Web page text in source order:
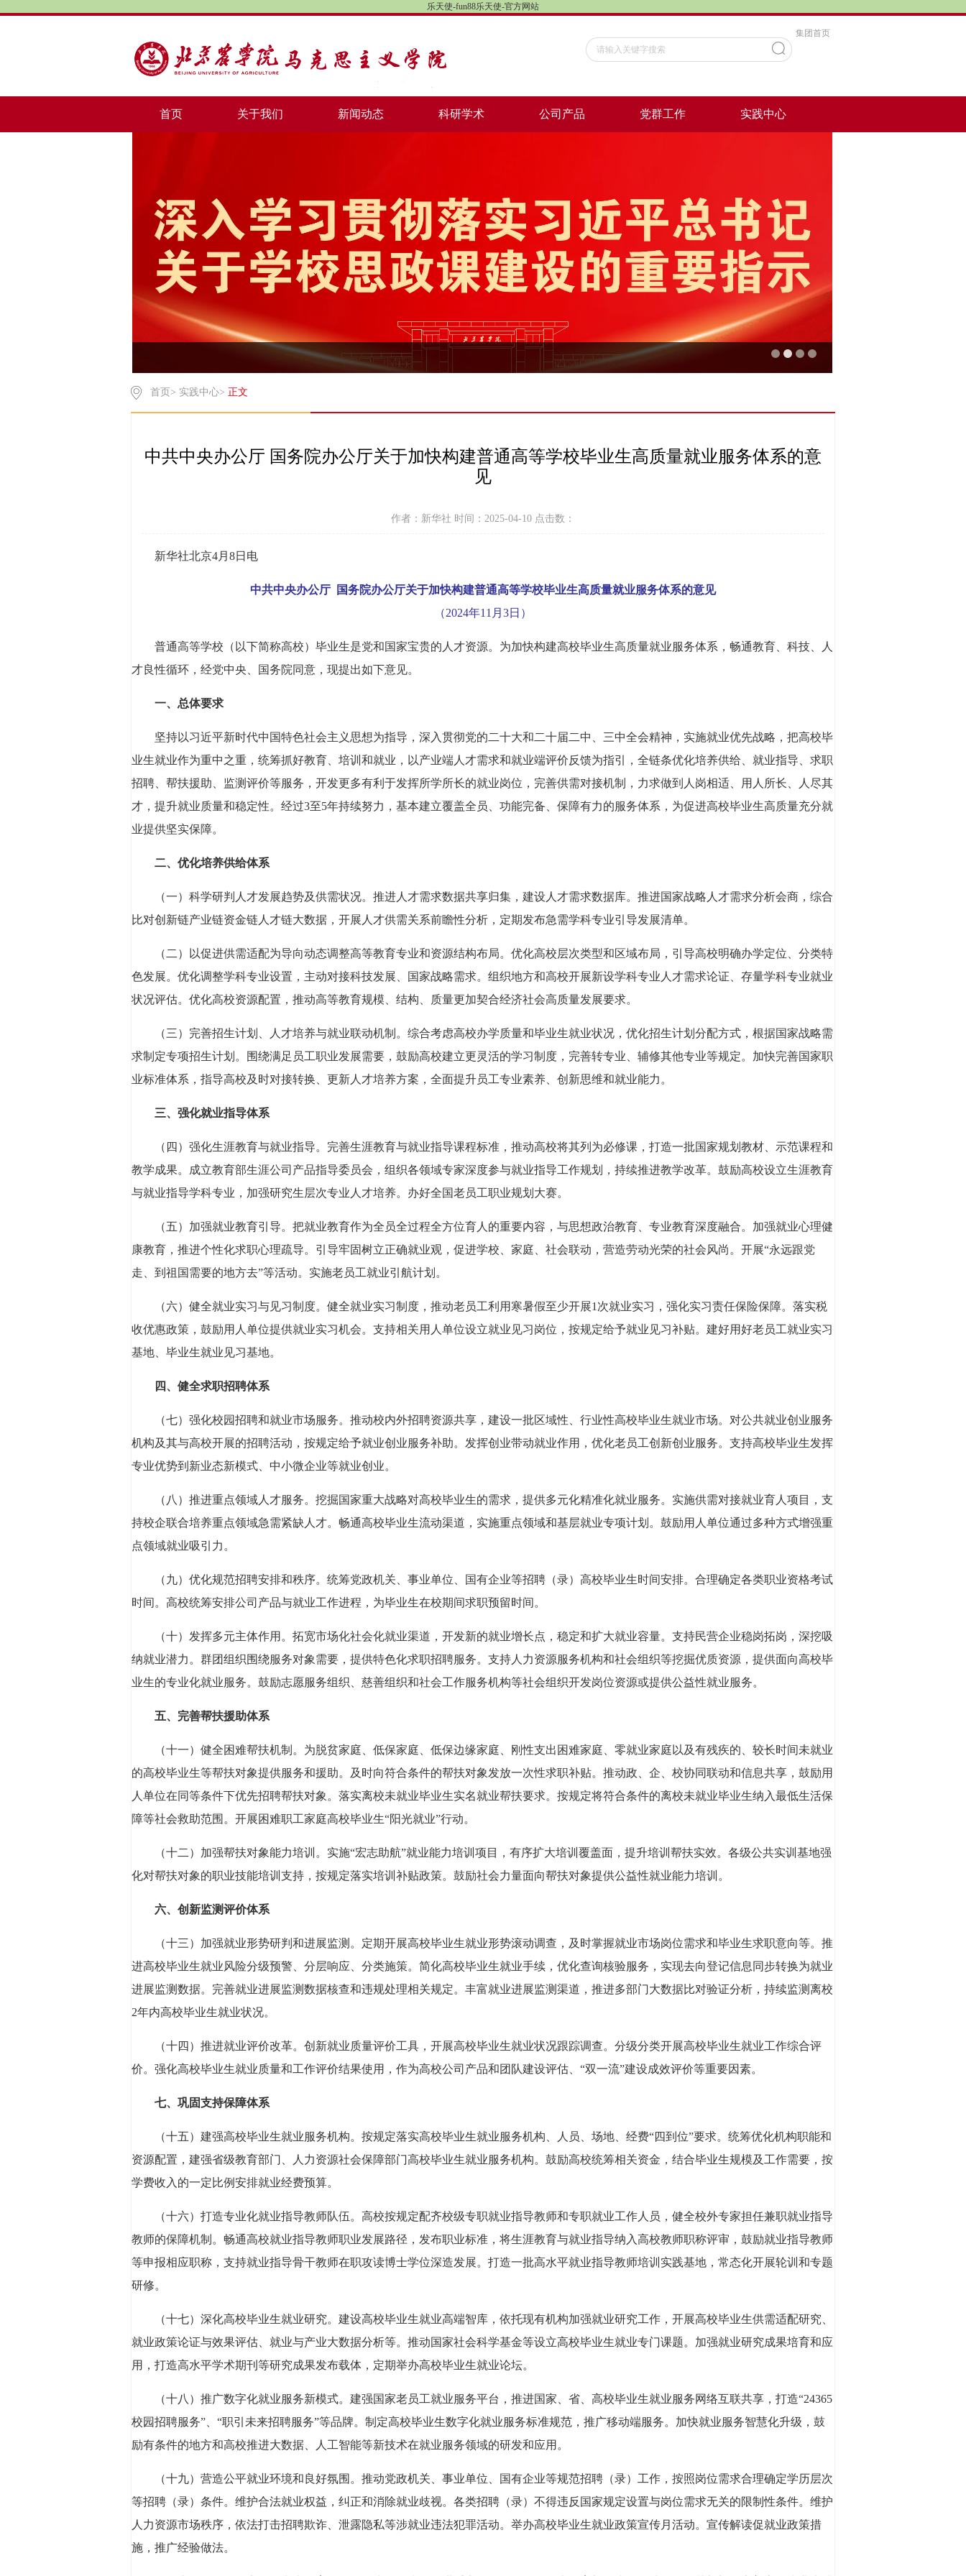
乐天使-fun88乐天使-官方网站
集团首页
首页 关于我们 新闻动态 科研学术 公司产品 党群工作 实践中心
首页 > 实践中心> 正文
中共中央办公厅 国务院办公厅关于加快构建普通高等学校毕业生高质量就业服务体系的意
见
作者：新华社 时间：2025-04-10 点击数：
新华社北京4月8日电
中共中央办公厅 国务院办公厅关于加快构建普通高等学校毕业生高质量就业服务体系的意见
（2024年11月3日）
普通高等学校（以下简称高校）毕业生是党和国家宝贵的人才资源。为加快构建高校毕业生高质量就业服务体系，畅通教育、科技、人
才良性循环，经党中央、国务院同意，现提出如下意见。
一、总体要求
坚持以习近平新时代中国特色社会主义思想为指导，深入贯彻党的二十大和二十届二中、三中全会精神，实施就业优先战略，把高校毕
业生就业作为重中之重，统筹抓好教育、培训和就业，以产业端人才需求和就业端评价反馈为指引，全链条优化培养供给、就业指导、求职
招聘、帮扶援助、监测评价等服务，开发更多有利于发挥所学所长的就业岗位，完善供需对接机制，力求做到人岗相适、用人所长、人尽其
才，提升就业质量和稳定性。经过3至5年持续努力，基本建立覆盖全员、功能完备、保障有力的服务体系，为促进高校毕业生高质量充分就
业提供坚实保障。
二、优化培养供给体系
（一）科学研判人才发展趋势及供需状况。推进人才需求数据共享归集，建设人才需求数据库。推进国家战略人才需求分析会商，综合
比对创新链产业链资金链人才链大数据，开展人才供需关系前瞻性分析，定期发布急需学科专业引导发展清单。
（二）以促进供需适配为导向动态调整高等教育专业和资源结构布局。优化高校层次类型和区域布局，引导高校明确办学定位、分类特
色发展。优化调整学科专业设置，主动对接科技发展、国家战略需求。组织地方和高校开展新设学科专业人才需求论证、存量学科专业就业
状况评估。优化高校资源配置，推动高等教育规模、结构、质量更加契合经济社会高质量发展要求。
（三）完善招生计划、人才培养与就业联动机制。综合考虑高校办学质量和毕业生就业状况，优化招生计划分配方式，根据国家战略需
求制定专项招生计划。围绕满足员工职业发展需要，鼓励高校建立更灵活的学习制度，完善转专业、辅修其他专业等规定。加快完善国家职
业标准体系，指导高校及时对接转换、更新人才培养方案，全面提升员工专业素养、创新思维和就业能力。
三、强化就业指导体系
（四）强化生涯教育与就业指导。完善生涯教育与就业指导课程标准，推动高校将其列为必修课，打造一批国家规划教材、示范课程和
教学成果。成立教育部生涯公司产品指导委员会，组织各领域专家深度参与就业指导工作规划，持续推进教学改革。鼓励高校设立生涯教育
与就业指导学科专业，加强研究生层次专业人才培养。办好全国老员工职业规划大赛。
（五）加强就业教育引导。把就业教育作为全员全过程全方位育人的重要内容，与思想政治教育、专业教育深度融合。加强就业心理健
康教育，推进个性化求职心理疏导。引导牢固树立正确就业观，促进学校、家庭、社会联动，营造劳动光荣的社会风尚。开展“永远跟党
走、到祖国需要的地方去”等活动。实施老员工就业引航计划。
（六）健全就业实习与见习制度。健全就业实习制度，推动老员工利用寒暑假至少开展1次就业实习，强化实习责任保险保障。落实税
收优惠政策，鼓励用人单位提供就业实习机会。支持相关用人单位设立就业见习岗位，按规定给予就业见习补贴。建好用好老员工就业实习
基地、毕业生就业见习基地。
四、健全求职招聘体系
（七）强化校园招聘和就业市场服务。推动校内外招聘资源共享，建设一批区域性、行业性高校毕业生就业市场。对公共就业创业服务
机构及其与高校开展的招聘活动，按规定给予就业创业服务补助。发挥创业带动就业作用，优化老员工创新创业服务。支持高校毕业生发挥
专业优势到新业态新模式、中小微企业等就业创业。
（八）推进重点领域人才服务。挖掘国家重大战略对高校毕业生的需求，提供多元化精准化就业服务。实施供需对接就业育人项目，支
持校企联合培养重点领域急需紧缺人才。畅通高校毕业生流动渠道，实施重点领域和基层就业专项计划。鼓励用人单位通过多种方式增强重
点领域就业吸引力。
（九）优化规范招聘安排和秩序。统筹党政机关、事业单位、国有企业等招聘（录）高校毕业生时间安排。合理确定各类职业资格考试
时间。高校统筹安排公司产品与就业工作进程，为毕业生在校期间求职预留时间。
（十）发挥多元主体作用。拓宽市场化社会化就业渠道，开发新的就业增长点，稳定和扩大就业容量。支持民营企业稳岗拓岗，深挖吸
纳就业潜力。群团组织围绕服务对象需要，提供特色化求职招聘服务。支持人力资源服务机构和社会组织等挖掘优质资源，提供面向高校毕
业生的专业化就业服务。鼓励志愿服务组织、慈善组织和社会工作服务机构等社会组织开发岗位资源或提供公益性就业服务。
五、完善帮扶援助体系
（十一）健全困难帮扶机制。为脱贫家庭、低保家庭、低保边缘家庭、刚性支出困难家庭、零就业家庭以及有残疾的、较长时间未就业
的高校毕业生等帮扶对象提供服务和援助。及时向符合条件的帮扶对象发放一次性求职补贴。推动政、企、校协同联动和信息共享，鼓励用
人单位在同等条件下优先招聘帮扶对象。落实离校未就业毕业生实名就业帮扶要求。按规定将符合条件的离校未就业毕业生纳入最低生活保
障等社会救助范围。开展困难职工家庭高校毕业生“阳光就业”行动。
（十二）加强帮扶对象能力培训。实施“宏志助航”就业能力培训项目，有序扩大培训覆盖面，提升培训帮扶实效。各级公共实训基地强
化对帮扶对象的职业技能培训支持，按规定落实培训补贴政策。鼓励社会力量面向帮扶对象提供公益性就业能力培训。
六、创新监测评价体系
（十三）加强就业形势研判和进展监测。定期开展高校毕业生就业形势滚动调查，及时掌握就业市场岗位需求和毕业生求职意向等。推
进高校毕业生就业风险分级预警、分层响应、分类施策。简化高校毕业生就业手续，优化查询核验服务，实现去向登记信息同步转换为就业
进展监测数据。完善就业进展监测数据核查和违规处理相关规定。丰富就业进展监测渠道，推进多部门大数据比对验证分析，持续监测离校
2年内高校毕业生就业状况。
（十四）推进就业评价改革。创新就业质量评价工具，开展高校毕业生就业状况跟踪调查。分级分类开展高校毕业生就业工作综合评
价。强化高校毕业生就业质量和工作评价结果使用，作为高校公司产品和团队建设评估、“双一流”建设成效评价等重要因素。
七、巩固支持保障体系
（十五）建强高校毕业生就业服务机构。按规定落实高校毕业生就业服务机构、人员、场地、经费“四到位”要求。统筹优化机构职能和
资源配置，建强省级教育部门、人力资源社会保障部门高校毕业生就业服务机构。鼓励高校统筹相关资金，结合毕业生规模及工作需要，按
学费收入的一定比例安排就业经费预算。
（十六）打造专业化就业指导教师队伍。高校按规定配齐校级专职就业指导教师和专职就业工作人员，健全校外专家担任兼职就业指导
教师的保障机制。畅通高校就业指导教师职业发展路径，发布职业标准，将生涯教育与就业指导纳入高校教师职称评审，鼓励就业指导教师
等申报相应职称，支持就业指导骨干教师在职攻读博士学位深造发展。打造一批高水平就业指导教师培训实践基地，常态化开展轮训和专题
研修。
（十七）深化高校毕业生就业研究。建设高校毕业生就业高端智库，依托现有机构加强就业研究工作，开展高校毕业生供需适配研究、
就业政策论证与效果评估、就业与产业大数据分析等。推动国家社会科学基金等设立高校毕业生就业专门课题。加强就业研究成果培育和应
用，打造高水平学术期刊等研究成果发布载体，定期举办高校毕业生就业论坛。
（十八）推广数字化就业服务新模式。建强国家老员工就业服务平台，推进国家、省、高校毕业生就业服务网络互联共享，打造“24365
校园招聘服务”、“职引未来招聘服务”等品牌。制定高校毕业生数字化就业服务标准规范，推广移动端服务。加快就业服务智慧化升级，鼓
励有条件的地方和高校推进大数据、人工智能等新技术在就业服务领域的研发和应用。
（十九）营造公平就业环境和良好氛围。推动党政机关、事业单位、国有企业等规范招聘（录）工作，按照岗位需求合理确定学历层次
等招聘（录）条件。维护合法就业权益，纠正和消除就业歧视。各类招聘（录）不得违反国家规定设置与岗位需求无关的限制性条件。维护
人力资源市场秩序，依法打击招聘欺诈、泄露隐私等涉就业违法犯罪活动。举办高校毕业生就业政策宣传月活动。宣传解读促就业政策措
施，推广经验做法。